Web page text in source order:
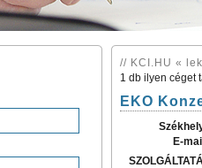
// KCI.HU «
1 db ilyen céget
EKO
E-